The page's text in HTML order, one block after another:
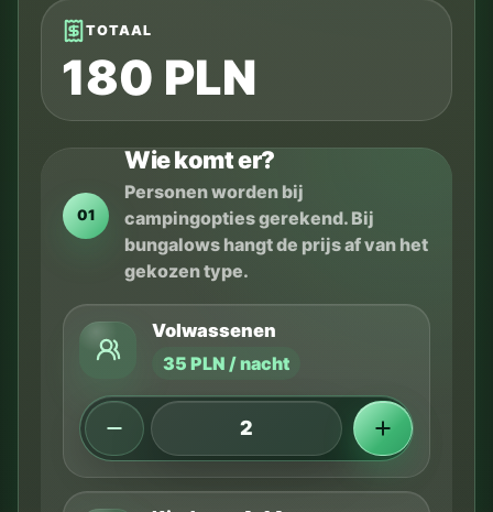
TOTAAL
180 PLN
01
Wie komt er?
Personen worden bij
campingopties gerekend. Bij
bungalows hangt de prijs af van het
gekozen type.
Volwassenen
35 PLN / nacht